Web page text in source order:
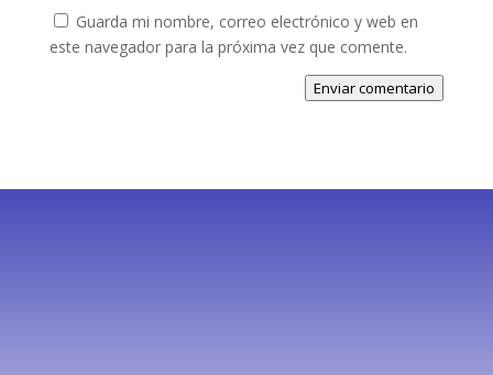
Guarda mi nombre, correo electrónico y web en
este navegador para la próxima vez que comente.
Enviar comentario